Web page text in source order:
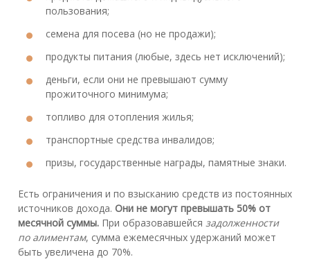
пользования;
семена для посева (но не продажи);
продукты питания (любые, здесь нет исключений);
деньги, если они не превышают сумму
прожиточного минимума;
топливо для отопления жилья;
транспортные средства инвалидов;
призы, государственные награды, памятные знаки.
Есть ограничения и по взысканию средств из постоянных
источников дохода. Они не могут превышать 50% от
месячной суммы. При образовавшейся задолженности
по алиментам, сумма ежемесячных удержаний может
быть увеличена до 70%.